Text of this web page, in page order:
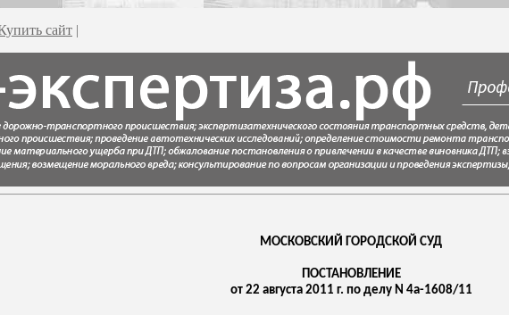
сайт |
МОСКОВСКИЙ ГОРОДСКОЙ СУД
ПОСТАНОВЛЕНИЕ
от 22 августа 2011 г. по делу N 4а-1608/11